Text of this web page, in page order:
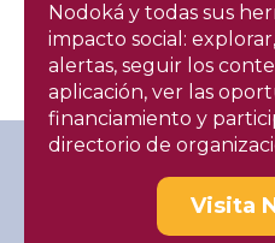
Nodoká y todas sus
impacto social:
alertas, seguir los
aplicación, ver las
financiamiento y
directorio de
Visita